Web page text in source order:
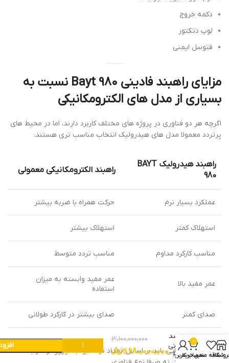
دکمه خروج
لوپ دتکتور
فتوسل ایمنی
مزایای راهبند فادینی Bayt 980 نسبت به
بسیاری از مدل های الکترومکانیکی
اگرچه هر دو فناوری در پروژه های مختلف کاربرد دارند، اما در محیط های
پرتردد معمولا مدل های هیدرولیک انتخاب مناسب تری هستند.
راهبند هیدرولیک BAYT
980
راهبند الکترومکانیکی معمولی
عملکرد بسیار نرم حرکت همراه با ضربه بیشتر
استهلاک کمتر استهلاک بیشتر
مناسب کارکرد مداوم مناسب تردد متوسط
عمر مفید بالا
عمر مفید وابسته به میزان
استفاده
صدای کمتر صدای بیشتر در کارکرد طولانی
البته انتخاب نهایی باید بر اساس تعداد تردد، بودجه پروژه و شرایط
قیمت
راهبند
فادینی
Bayt
3,100,000,000
2,980,000,000﷼ علاقه مندی
0
سبد خرید
حساب کاربری من